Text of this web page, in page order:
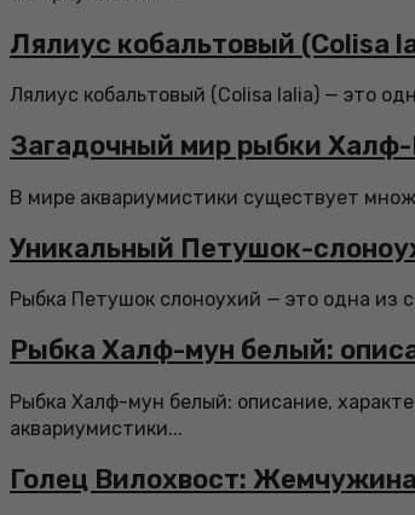
Лялиус кобальтовый (Colisa
Лялиус кобальтовый (Colisa lalia) — это
Загадочный мир рыбки
В мире аквариумистики существует
Уникальный Петушок-
Рыбка Петушок слоноухий — это одна из
Рыбка Халф-мун белый:
Рыбка Халф-мун белый: описание,
аквариумистики...
Голец Вилохвост: